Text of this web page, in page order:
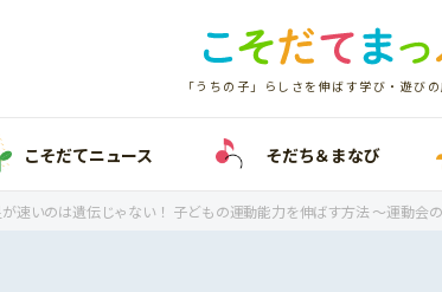
「うちの子」らしさを伸ばす学び・遊び
こそだてニュース そだち＆まなび
が速いのは遺伝じゃない！ 子どもの運動能力を伸ばす方法 ～運動会